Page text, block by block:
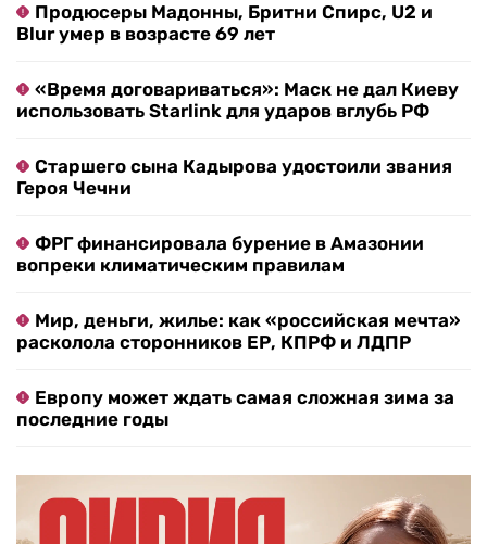
Продюсеры Мадонны, Бритни Спирс, U2 и
Blur умер в возрасте 69 лет
«Время договариваться»: Маск не дал Киеву
использовать Starlink для ударов вглубь РФ
Старшего сына Кадырова удостоили звания
Героя Чечни
ФРГ финансировала бурение в Амазонии
вопреки климатическим правилам
Мир, деньги, жилье: как «российская мечта»
расколола сторонников ЕР, КПРФ и ЛДПР
Европу может ждать самая сложная зима за
последние годы